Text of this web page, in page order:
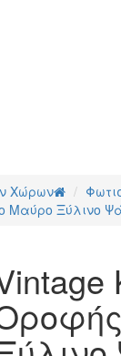
Χώρων
Ξύλινο